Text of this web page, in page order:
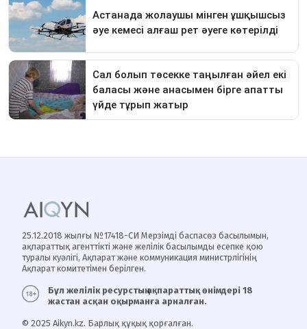
25.12.2018 жылғы №17418-СИ Мерзімді баспасөз басылымын,
ақпараттық агенттікті және желілік басылымды есепке қою
туралы куәлігі, Ақпарат және коммуникация министрлігінің
Ақпарат комитетімен берілген.
Бұл желілік ресурстың ақпараттық өнімдері 18
жастан асқан оқырманға арналған.
© 2025 Aikyn.kz. Барлық құқық қорғалған.